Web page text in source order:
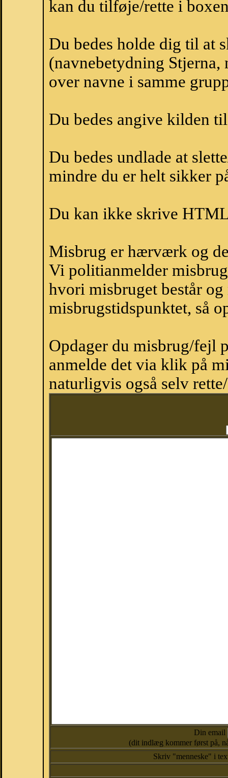
kan du tilføje/rette i
Du bedes holde dig til at
(navnebetydning Stjerna,
over navne i samme
Du bedes angive kilden
Du bedes undlade at
mindre du er helt sikker
Du kan ikke skrive
Misbrug er hærværk og
Vi politianmelder
hvori misbruget består
misbrugstidspunktet, så
Opdager du misbrug/fejl
anmelde det via klik på
naturligvis også selv
Din email
(dit indlæg kommer først på,
Skriv "menneske" i